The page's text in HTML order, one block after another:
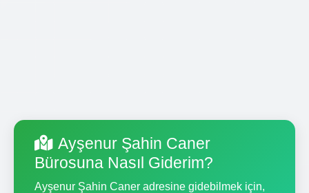
Ayşenur Şahin Caner
Bürosuna Nasıl Giderim?
Ayşenur Şahin Caner adresine gidebilmek için,